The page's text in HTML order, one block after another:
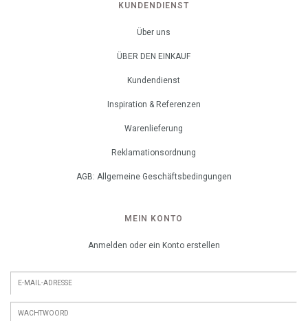
KUNDENDIENST
Über uns
ÜBER DEN EINKAUF
Kundendienst
Inspiration & Referenzen
Warenlieferung
Reklamationsordnung
AGB: Allgemeine Geschäftsbedingungen
MEIN KONTO
Anmelden oder ein Konto erstellen